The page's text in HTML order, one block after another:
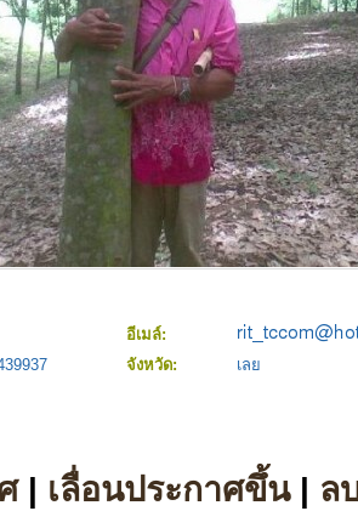
อีเมล์:
จังหวัด: เลย
| เลื่อนประกาศขึ้น| ล